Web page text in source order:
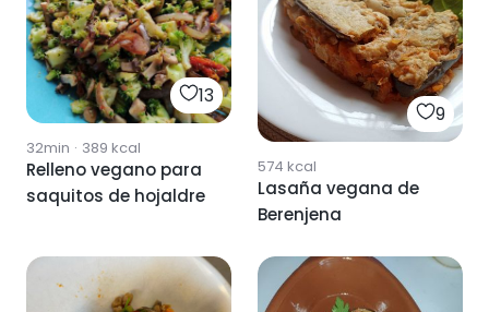
13
32min · 389 kcal
Relleno vegano para
saquitos de hojaldre
9
574 kcal
Lasaña vegana de
Berenjena